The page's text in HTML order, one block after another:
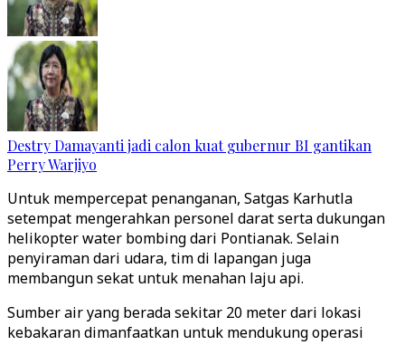
Destry Damayanti jadi calon kuat gubernur BI gantikan
Perry Warjiyo
Untuk mempercepat penanganan, Satgas Karhutla
setempat mengerahkan personel darat serta dukungan
helikopter water bombing dari Pontianak. Selain
penyiraman dari udara, tim di lapangan juga
membangun sekat untuk menahan laju api.
Sumber air yang berada sekitar 20 meter dari lokasi
kebakaran dimanfaatkan untuk mendukung operasi